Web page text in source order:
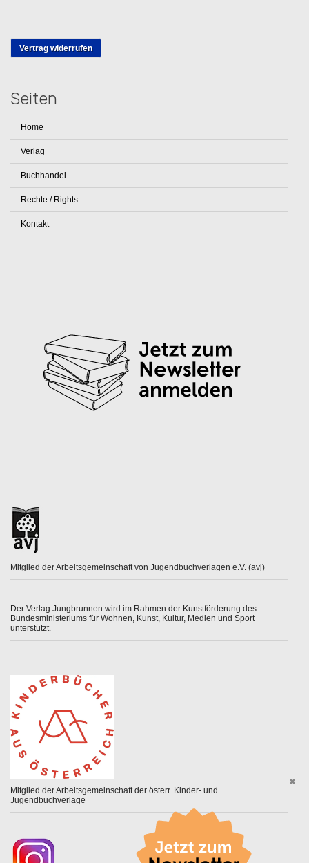
Vertrag widerrufen
Seiten
Home
Verlag
Buchhandel
Rechte / Rights
Kontakt
Mitglied der Arbeitsgemeinschaft von Jugendbuchverlagen e.V. (avj)
Der Verlag Jungbrunnen wird im Rahmen der Kunstförderung des
Bundesministeriums für Wohnen, Kunst, Kultur, Medien und Sport
unterstützt.
Mitglied der Arbeitsgemeinschaft der österr. Kinder- und
Jugendbuchverlage